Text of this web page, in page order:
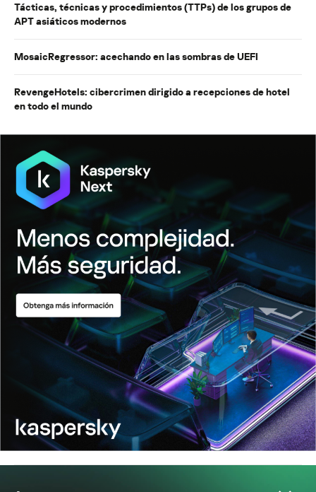
Tácticas, técnicas y procedimientos (TTPs) de los grupos de
APT asiáticos modernos
MosaicRegressor: acechando en las sombras de UEFI
RevengeHotels: cibercrimen dirigido a recepciones de hotel
en todo el mundo